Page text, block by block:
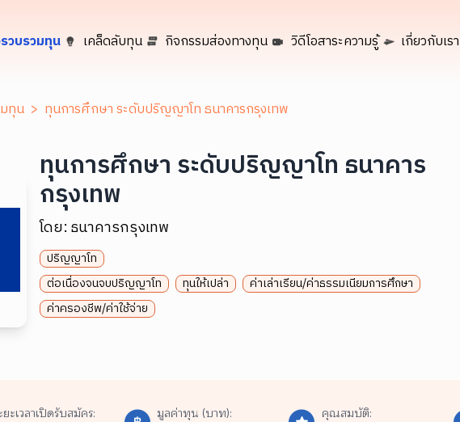
วบรวมทุน เคล็ดลับทุน กิจกรรมส่องทางทุน วิดีโอสาระความรู้ เกี่ยวกับเรา
ทุน > ทุนการศึกษา ระดับปริญญาโท ธนาคารกรุงเทพ
ทุนการศึกษา ระดับปริญญาโท ธนาคาร
กรุงเทพ
โดย: ธนาคารกรุงเทพ
ปริญญาโท
ต่อเนื่องจนจบปริญญาโท
ทุนให้เปล่า
ค่าเล่าเรียน/ค่าธรรมเนียมการศึกษา
ค่าครองชีพ/ค่าใช้จ่าย
ยะเวลาเปิดรับสมัคร:
มูลค่าทุน (บาท):
คุณสมบัติ: